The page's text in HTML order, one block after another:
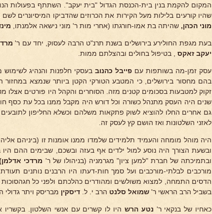
המקום להקמת בנין בית-הכנסת הגדול "בית יעקב". השתתף בפעולות
שהיו קורעים בלילות מעל הקירות את הכרוזים שהדביקו המיסיונרים
מוני הכהן, שהיתה בת אמו-חורגתו (אחרי מות ר' מוני נישאה אלמנתו,
בעת מגפת החולירע בירושלים בשנת תרנ"ט הרבה לעסוק, יחד עם ר'
יעקב זאקס , בטיפול בחולים ובהצלתם ממות.
עסק זמן-מה בשותפות עם פייבל כהנוב בעסקי חלפנות והנהיג לשימוש
בהם מחסור בירושלים, כי המטבע הטורקי הקטן ביותר שנמצא במחזור
זקוק למטבעות בסכומים קטנים מזה. הסוחרים והקהל היו פורטים אצלו
שנים היה העסק מתנהל כשורה וכל דורש היה מקבל ממנו בכל עת כסף
גם אחרים החלו להוציא לשוק פתקאות משלהם וכשלא החליפון
לאזני השלטונות ואז הושם קץ לעסק זה.
היה מוהל מומחה והעמיד תלמידים שלמדו ממנו אומנות זו (ביניהם
ובשעת הצורך היה נוסע למול ילדים אף בעזה ובשכם, שבימים ההם היו
ובתמיכתה של חברת "למען ציון" מגרמניה (בניהולו של ר' מרדכי
מורכבים לבלתי-מורכבים ועל סמך חות-דעתו היו הרבנים נותנים
הדסים התמחה, למצוא משולשים ומהודרים כהלכתם ולפני כל חגהסוכות
בשביל הרב הראשי ר' שמואל סלנט הרב י. ל. דיסקין מבריסק ויתר גדולי
כאחיו של בנקאי ר' נטע הרש היו לו קשרים עם אנשי השלטון.